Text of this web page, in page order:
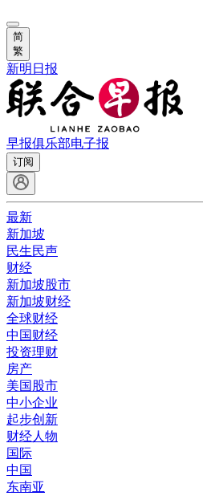
简
繁
新明日报
早报俱乐部电子报
订阅
最新
新加坡
民生民声
财经
新加坡股市
新加坡财经
全球财经
中国财经
投资理财
房产
美国股市
中小企业
起步创新
财经人物
国际
中国
东南亚